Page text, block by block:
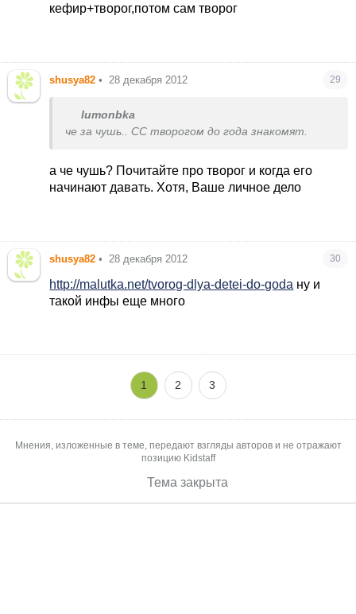
кефир+творог,потом сам творог
shusya82 • 28 декабря 2012 29
lumonbka
че за чушь.. СС творогом до года знакомят.
а че чушь? Почитайте про творог и когда его
начинают давать. Хотя, Ваше личное дело
shusya82 • 28 декабря 2012 30
http://malutka.net/tvorog-dlya-detei-do-goda ну и
такой инфы еще много
1 2 3
Мнения, изложенные в теме, передают взгляды авторов и не отражают
позицию Kidstaff
Тема закрыта